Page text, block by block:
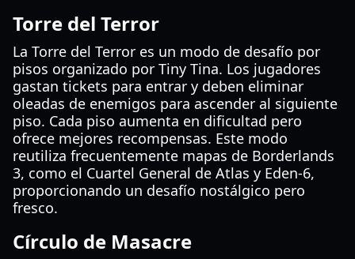
Torre del Terror
La Torre del Terror es un modo de desafío por
pisos organizado por Tiny Tina. Los jugadores
gastan tickets para entrar y deben eliminar
oleadas de enemigos para ascender al siguiente
piso. Cada piso aumenta en dificultad pero
ofrece mejores recompensas. Este modo
reutiliza frecuentemente mapas de Borderlands
3, como el Cuartel General de Atlas y Eden-6,
proporcionando un desafío nostálgico pero
fresco.
Círculo de Masacre